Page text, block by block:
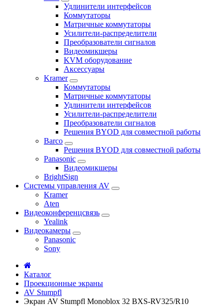
Удлинители интерфейсов
Коммутаторы
Матричные коммутаторы
Усилители-распределители
Преобразователи сигналов
Видеомикшеры
KVM оборудование
Аксессуары
Kramer
Коммутаторы
Матричные коммутаторы
Удлинители интерфейсов
Усилители-распределители
Преобразователи сигналов
Решения BYOD для совместной работы
Barco
Решения BYOD для совместной работы
Panasonic
Видеомикшеры
BrightSign
Системы управления AV
Kramer
Aten
Видеоконференцсвязь
Yealink
Видеокамеры
Panasonic
Sony
Каталог
Проекционные экраны
AV Stumpfl
Экран AV Stumpfl Monoblox 32 BXS-RV325/R10